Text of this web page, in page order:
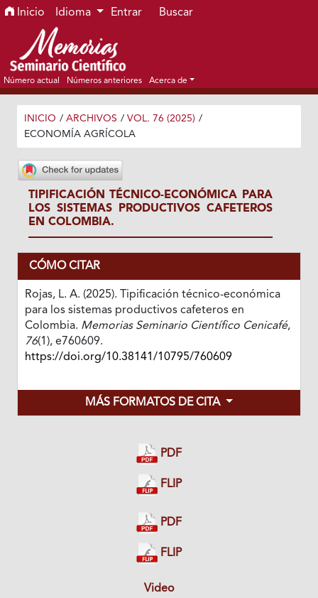
Ir al menú de navegación principal
Ir al contenido principal
Ir al pie de página del sitio
Inicio Idioma Entrar Buscar
Número actual Números anteriores Acerca de
INICIO / ARCHIVOS / VOL. 76 (2025) /
ECONOMÍA AGRÍCOLA
TIPIFICACIÓN TÉCNICO-ECONÓMICA PARA
LOS SISTEMAS PRODUCTIVOS CAFETEROS
EN COLOMBIA.
CÓMO CITAR
Rojas, L. A. (2025). Tipificación técnico-económica
para los sistemas productivos cafeteros en
Colombia. Memorias Seminario Científico Cenicafé,
76(1), e760609.
https://doi.org/10.38141/10795/760609
MÁS FORMATOS DE CITA
PDF
FLIP
PDF
FLIP
Video